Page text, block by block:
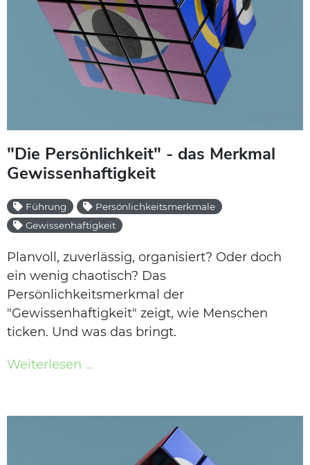
"Die Persönlichkeit" - das Merkmal
Gewissenhaftigkeit
Führung
Persönlichkeitsmerkmale
Gewissenhaftigkeit
Planvoll, zuverlässig, organisiert? Oder doch
ein wenig chaotisch? Das
Persönlichkeitsmerkmal der
"Gewissenhaftigkeit" zeigt, wie Menschen
ticken. Und was das bringt.
Weiterlesen …